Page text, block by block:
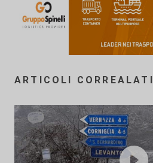
ARTICOLI CORREALATI